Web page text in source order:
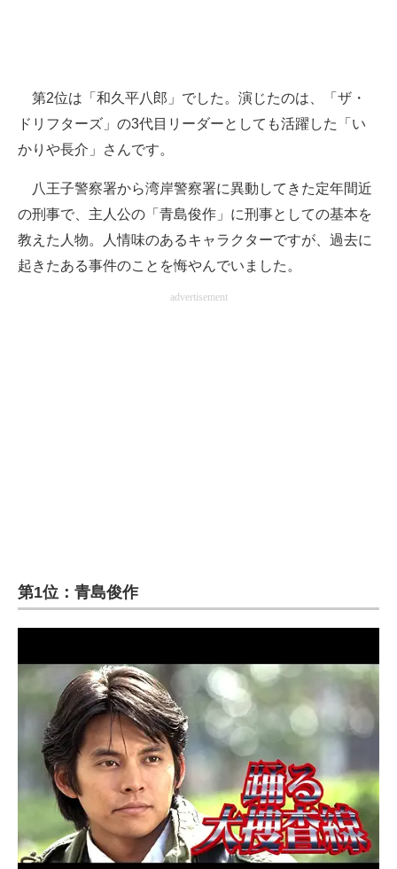
第2位は「和久平八郎」でした。演じたのは、「ザ・
ドリフターズ」の3代目リーダーとしても活躍した「い
かりや長介」さんです。
八王子警察署から湾岸警察署に異動してきた定年間近
の刑事で、主人公の「青島俊作」に刑事としての基本を
教えた人物。人情味のあるキャラクターですが、過去に
起きたある事件のことを悔やんでいました。
advertisement
第1位：青島俊作